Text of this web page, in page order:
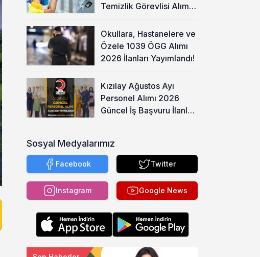
Temizlik Görevlisi Alımı
Okullara, Hastanelere ve
Özele 1039 ÖGG Alımı
2026 İlanları Yayımlandı!
Kızılay Ağustos Ayı
Personel Alımı 2026
Güncel İş Başvuru İlanları
Sosyal Medyalarımız
Facebook Twitter
Instagram Google News